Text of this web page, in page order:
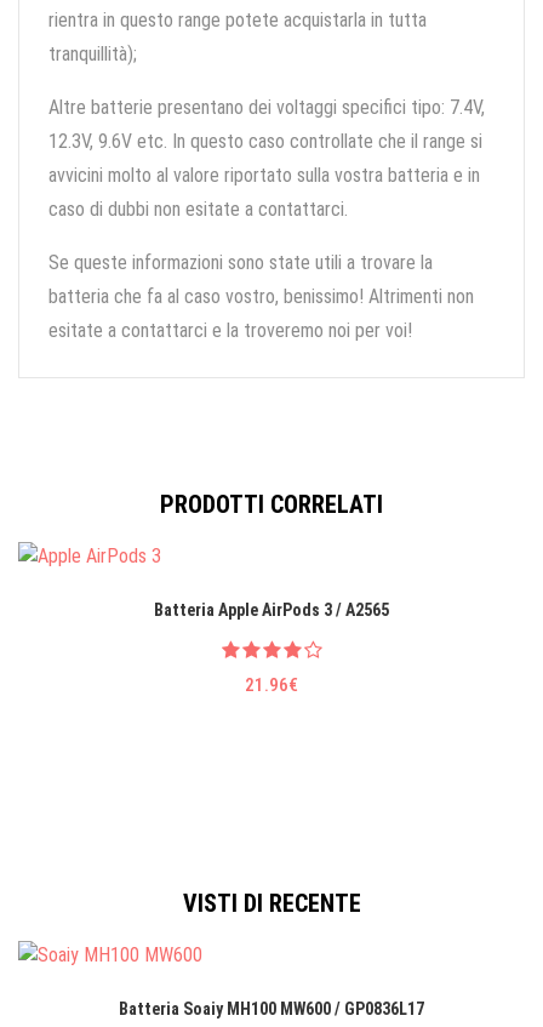
rientra in questo range potete acquistarla in tutta
tranquillità);
Altre batterie presentano dei voltaggi specifici tipo: 7.4V,
12.3V, 9.6V etc. In questo caso controllate che il range si
avvicini molto al valore riportato sulla vostra batteria e in
caso di dubbi non esitate a contattarci.
Se queste informazioni sono state utili a trovare la
batteria che fa al caso vostro, benissimo! Altrimenti non
esitate a contattarci e la troveremo noi per voi!
PRODOTTI CORRELATI
Batteria Apple AirPods 3 / A2565
21.96€
VISTI DI RECENTE
Batteria Soaiy MH100 MW600 / GP0836L17